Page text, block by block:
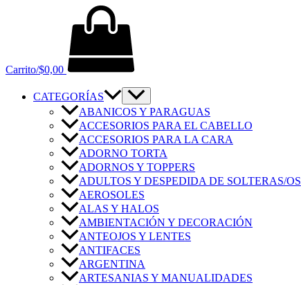
Carrito/$0,00
CATEGORÍAS
ABANICOS Y PARAGUAS
ACCESORIOS PARA EL CABELLO
ACCESORIOS PARA LA CARA
ADORNO TORTA
ADORNOS Y TOPPERS
ADULTOS Y DESPEDIDA DE SOLTERAS/OS
AEROSOLES
ALAS Y HALOS
AMBIENTACIÓN Y DECORACIÓN
ANTEOJOS Y LENTES
ANTIFACES
ARGENTINA
ARTESANIAS Y MANUALIDADES